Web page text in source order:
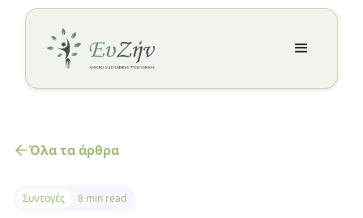
Όλα τα άρθρα
Συνταγές 8 min read